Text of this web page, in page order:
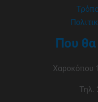
Που
Χαροκόπου
Τηλ.